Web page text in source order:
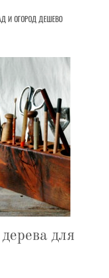
И ОГОРОД ДЕШЕВО
для